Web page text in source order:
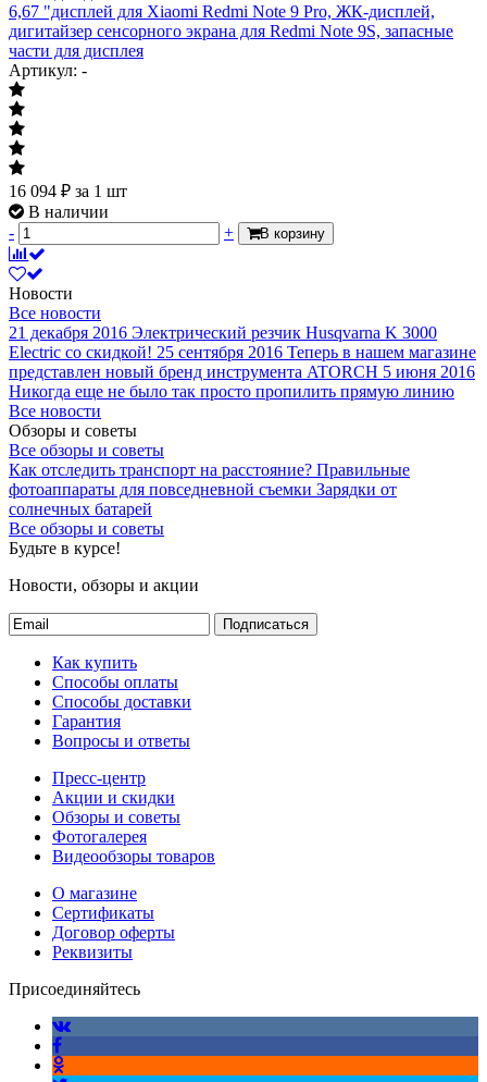
6,67 "дисплей для Xiaomi Redmi Note 9 Pro, ЖК-дисплей,
дигитайзер сенсорного экрана для Redmi Note 9S, запасные
части для дисплея
Артикул: -
16 094 ₽ за 1 шт
В наличии
-
+ В корзину
Новости
Все новости
21 декабря 2016 Электрический резчик Husqvarna K 3000
Electric со скидкой! 25 сентября 2016 Теперь в нашем магазине
представлен новый бренд инструмента ATORCH 5 июня 2016
Никогда еще не было так просто пропилить прямую линию
Все новости
Обзоры и советы
Все обзоры и советы
Как отследить транспорт на расстояние? Правильные
фотоаппараты для повседневной съемки Зарядки от
солнечных батарей
Все обзоры и советы
Будьте в курсе!
Новости, обзоры и акции
Подписаться
Как купить
Способы оплаты
Способы доставки
Гарантия
Вопросы и ответы
Пресс-центр
Акции и скидки
Обзоры и советы
Фотогалерея
Видеообзоры товаров
О магазине
Сертификаты
Договор оферты
Реквизиты
Присоединяйтесь